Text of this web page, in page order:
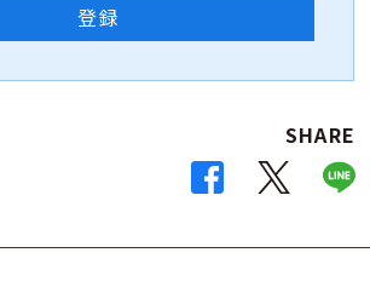
登録
SHARE